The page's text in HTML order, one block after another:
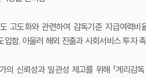
고도화와 관련하여 감독기준 지급여력
입함. 아울러 해외 진출과 사회서비스 투자
의 신뢰성과 일관성 제고를 위해 「계리